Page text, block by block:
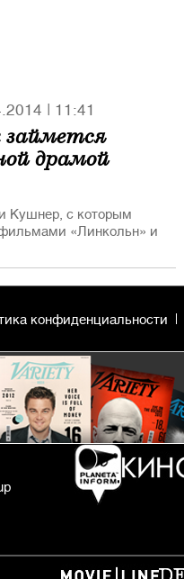
11:41
займется
драмой
Кушнер, с которым
«Линкольн» и
конфиденциальности